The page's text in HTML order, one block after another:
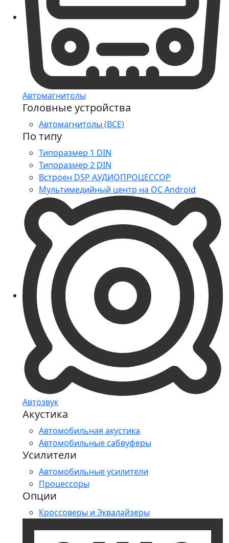
Автомагнитолы
Головные устройства
Автомагнитолы (ВСЕ)
По типу
Типоразмер 1 DIN
Типоразмер 2 DIN
Встроен DSP АУДИОПРОЦЕССОР
Мультимедийный центр на ОС Android
Автозвук
Акустика
Автомобильная акустика
Автомобильные сабвуферы
Усилители
Автомобильные усилители
Процессоры
Опции
Кроссоверы и Эквалайзеры